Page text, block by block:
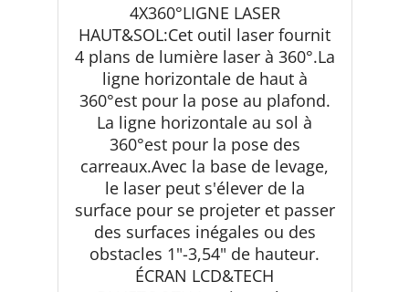
4X360°LIGNE LASER
HAUT&SOL:Cet outil laser fournit
4 plans de lumière laser à 360°.La
ligne horizontale de haut à
360°est pour la pose au plafond.
La ligne horizontale au sol à
360°est pour la pose des
carreaux.Avec la base de levage,
le laser peut s'élever de la
surface pour se projeter et passer
des surfaces inégales ou des
obstacles 1"-3,54" de hauteur.
ÉCRAN LCD&TECH